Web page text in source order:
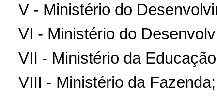
V - Ministério do
VI - Ministério do
VII - Ministério da
VIII - Ministério da Fazenda;